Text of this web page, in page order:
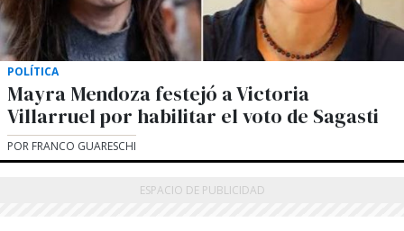
POLÍTICA
Mayra Mendoza festejó a Victoria
Villarruel por habilitar el voto de Sagasti
POR FRANCO GUARESCHI